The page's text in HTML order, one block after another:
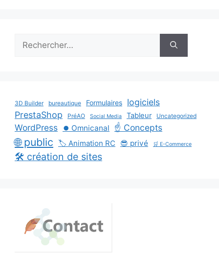
3D Builder bureautique Formulaires
logiciels
PrestaShop
PréAO Social Media Tableur Uncategorized
WordPress ⏺️ Omnicanal ☝️ Concepts
🌐 public 🏷️ Animation RC 😎 privé 🛒 E-Commerce
🛠️ création de sites